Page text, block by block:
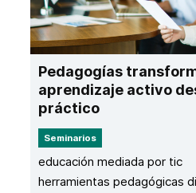
Pedagogías
aprendizaje activo
práctico
Seminarios
educación mediada por tic
herramientas pedagógicas